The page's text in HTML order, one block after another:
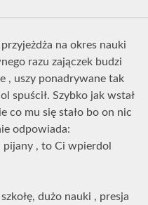
na okres nauki
razu zajączek budzi
, uszy ponadrywane tak
spuścił. Szybko jak wstał
co mu się stało bo on nic
odpowiada:
pijany , to Ci wpierdol
dużo nauki , presja